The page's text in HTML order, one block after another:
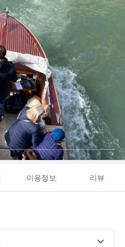
이용정보 리뷰